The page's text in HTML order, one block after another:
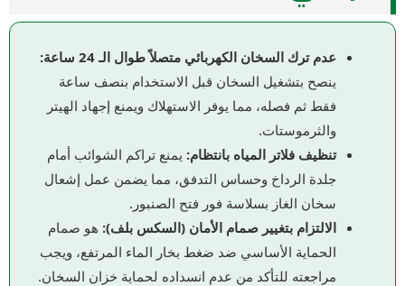
عدم ترك السخان الكهربائي متصلاً طوال الـ 24 ساعة:
ينصح بتشغيل السخان قبل الاستخدام بنصف ساعة
فقط ثم فصله، مما يوفر الاستهلاك ويمنع إجهاد الهيتر
والثرموستات.
تنظيف فلاتر المياه بانتظام: يمنع تراكم الشوائب أمام
جلدة الرداخ وحساس التدفق، مما يضمن عمل إشعال
سخان الغاز بسلاسة فور فتح الصنبور.
الالتزام بتغيير صمام الأمان (السكس بلف): هو صمام
الحماية الأساسي ضد ضغط بخار الماء المرتفع، ويجب
مراجعته للتأكد من عدم انسداده لحماية خزان السخان.